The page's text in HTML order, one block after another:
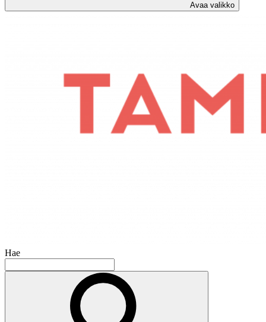
Avaa valikko
Hae